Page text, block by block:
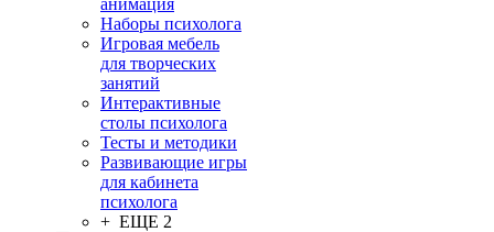
анимация
Наборы психолога
Игровая мебель
для творческих
занятий
Интерактивные
столы психолога
Тесты и методики
Развивающие игры
для кабинета
психолога
+ ЕЩЕ 2